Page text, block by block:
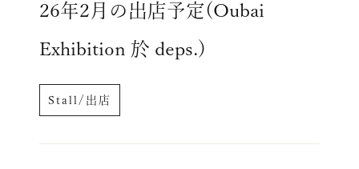
26年2月の出店予定(Oubai
Exhibition 於 deps.)
Stall/出店